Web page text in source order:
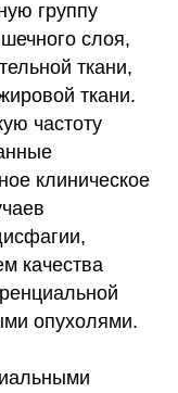
группу
слоя,
ткани,
ткани.
частоту
клиническое
качества
опухолями.